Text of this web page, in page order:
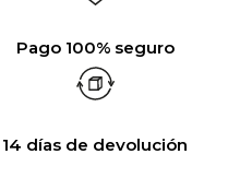
Pago 100% seguro
14 días de devolución